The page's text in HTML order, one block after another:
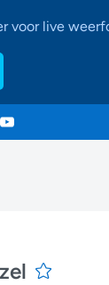
voor live